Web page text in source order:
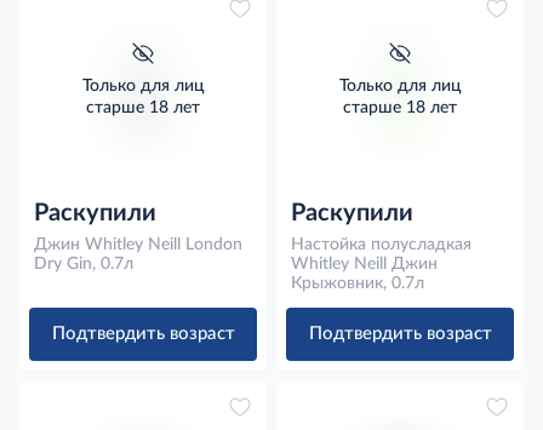
Только для лиц
старше 18 лет
Раскупили
Джин Whitley Neill London
Dry Gin, 0.7л
Подтвердить возраст
Только для лиц
старше 18 лет
Раскупили
Настойка полусладкая
Whitley Neill Джин
Крыжовник, 0.7л
Подтвердить возраст